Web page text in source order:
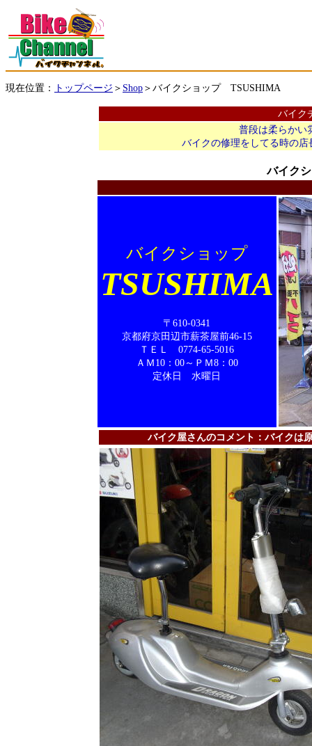
現在位置： トップページ ＞ Shop ＞バイクショップ TSUSHIMA
バイク
普段は柔らかい
バイクの修理をしてる時の
バイク
バイクショップ
TSUSHIMA
〒610-0341
京都府京田辺市薪茶屋前46-15
ＴＥＬ 0774-65-5016
ＡＭ10：00～ＰＭ8：00
定休日 水曜日
バイク屋さんのコメント：バイクは